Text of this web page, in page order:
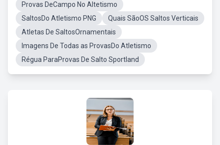
Provas DeCampo No Altetismo
SaltosDo Atletismo PNG
Quais SãoOS Saltos Verticais
Atletas De SaltosOrnamentais
Imagens De Todas as ProvasDo Atletismo
Régua ParaProvas De Salto Sportland